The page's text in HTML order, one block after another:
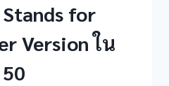
for
Version ใน